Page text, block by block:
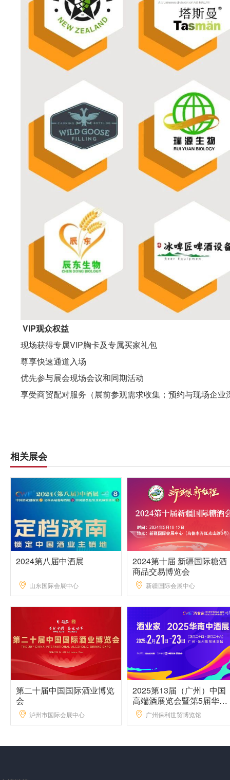
VIP观众权益
现场获得专属VIP胸卡及专属买家礼包
尊享快速通道入场
优先参与展会现场会议和同期活动
享受商贸配对服务（展前参观需求收集；预约与现场企
相关展会
2024第八届中酒展
山东国际会展中心
2024第十届 新疆国际糖酒
商品交易博览会
新疆国际会展中心
第二十届中国国际酒业博览
会
泸州市国际会展中心
2025第13届（广州）中国
高端酒展览会暨第5届华南
中酒展广州保利世贸博览馆